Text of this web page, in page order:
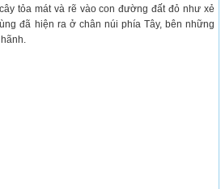
tỏa mát và rẽ vào con đường đất đỏ như xẻ
đã hiện ra ở chân núi phía Tây, bên những